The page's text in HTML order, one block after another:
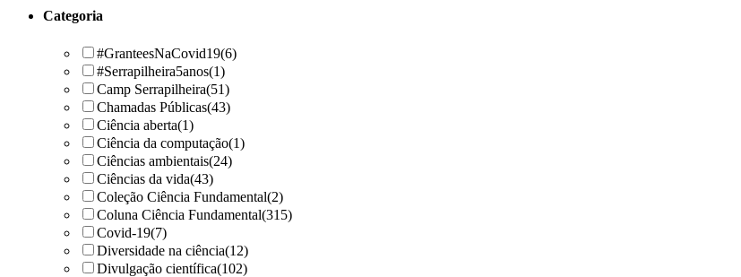
Categoria
#GranteesNaCovid19(6)
#Serrapilheira5anos(1)
Camp Serrapilheira(51)
Chamadas Públicas(43)
Ciência aberta(1)
Ciência da computação(1)
Ciências ambientais(24)
Ciências da vida(43)
Coleção Ciência Fundamental(2)
Coluna Ciência Fundamental(315)
Covid-19(7)
Diversidade na ciência(12)
Divulgação científica(102)